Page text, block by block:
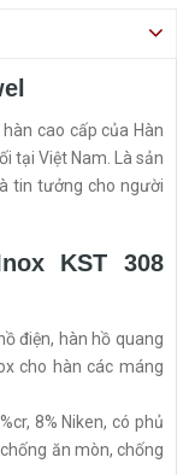
hàn cao cấp của Hàn
tại Việt Nam. Là sản
tin tưởng cho người
KST 308
điện, hàn hồ quang
cho hàn các máng
8% Niken, có phủ
ăn mòn, chống